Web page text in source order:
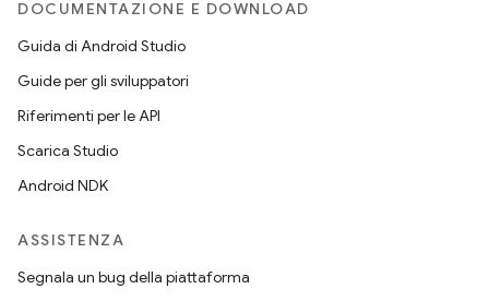
DOCUMENTAZIONE E DOWNLOAD
Guida di Android Studio
Guide per gli sviluppatori
Riferimenti per le API
Scarica Studio
Android NDK
ASSISTENZA
Segnala un bug della piattaforma